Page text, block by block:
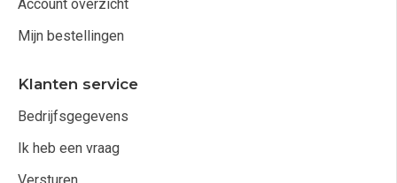
Account overzicht
Mijn bestellingen
Klanten service
Bedrijfsgegevens
Ik heb een vraag